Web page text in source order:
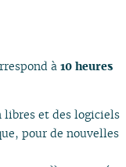
à 10 heures
libres et des logiciels
pour de nouvelles